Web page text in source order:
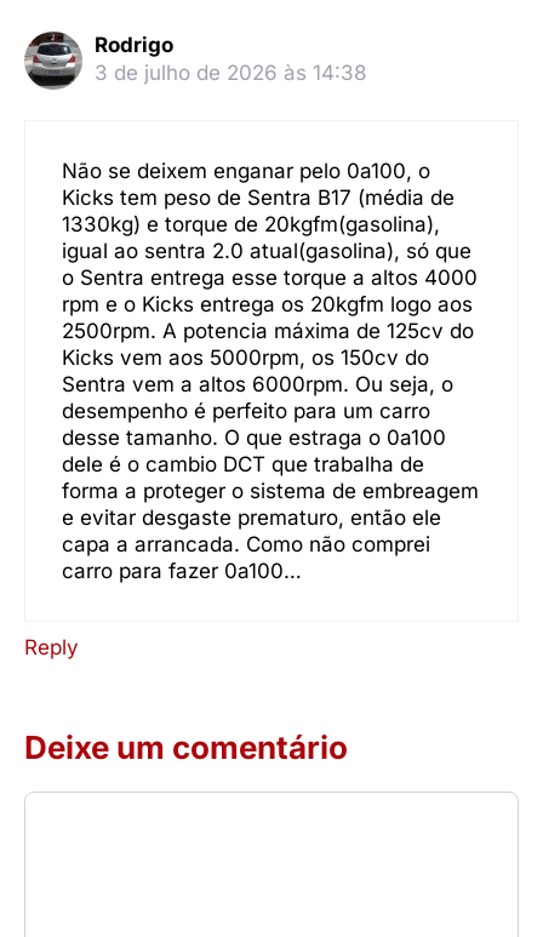
Rodrigo
3 de julho de 2026 às 14:38
Não se deixem enganar pelo 0a100, o
Kicks tem peso de Sentra B17 (média de
1330kg) e torque de 20kgfm(gasolina),
igual ao sentra 2.0 atual(gasolina), só que
o Sentra entrega esse torque a altos 4000
rpm e o Kicks entrega os 20kgfm logo aos
2500rpm. A potencia máxima de 125cv do
Kicks vem aos 5000rpm, os 150cv do
Sentra vem a altos 6000rpm. Ou seja, o
desempenho é perfeito para um carro
desse tamanho. O que estraga o 0a100
dele é o cambio DCT que trabalha de
forma a proteger o sistema de embreagem
e evitar desgaste prematuro, então ele
capa a arrancada. Como não comprei
carro para fazer 0a100…
Reply
Deixe um comentário
Comentário